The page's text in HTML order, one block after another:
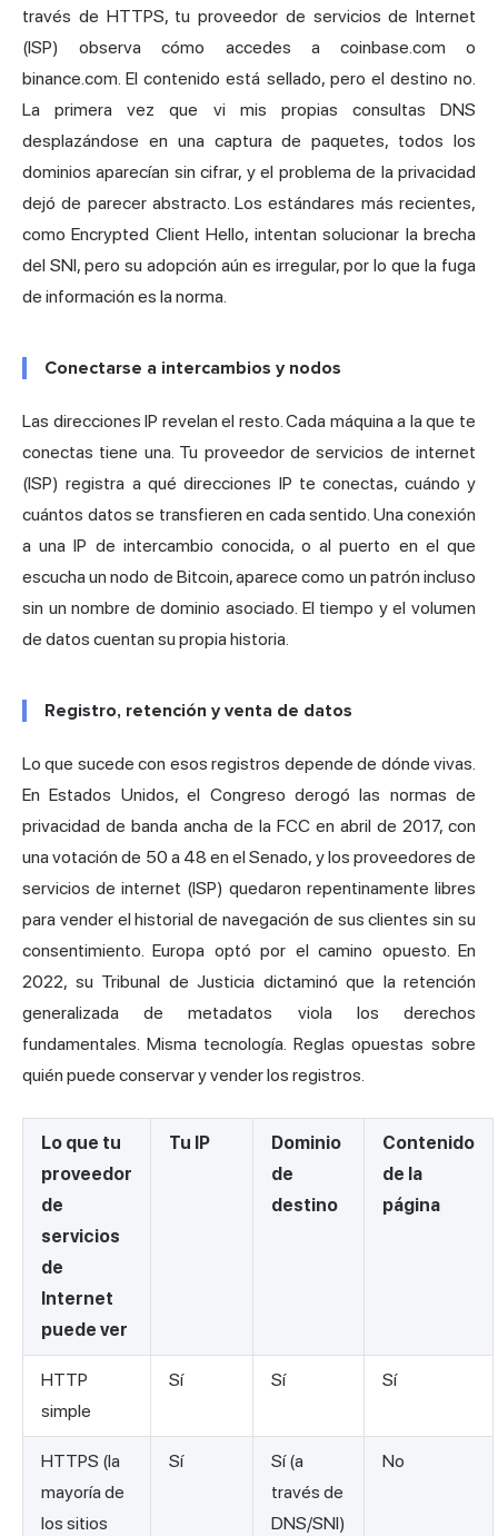
través de HTTPS, tu proveedor de servicios de Internet
(ISP) observa cómo accedes a coinbase.com o
binance.com. El contenido está sellado, pero el destino no.
La primera vez que vi mis propias consultas DNS
desplazándose en una captura de paquetes, todos los
dominios aparecían sin cifrar, y el problema de la privacidad
dejó de parecer abstracto. Los estándares más recientes,
como Encrypted Client Hello, intentan solucionar la brecha
del SNI, pero su adopción aún es irregular, por lo que la fuga
de información es la norma.
Conectarse a intercambios y nodos
Las direcciones IP revelan el resto. Cada máquina a la que te
conectas tiene una. Tu proveedor de servicios de internet
(ISP) registra a qué direcciones IP te conectas, cuándo y
cuántos datos se transfieren en cada sentido. Una conexión
a una IP de intercambio conocida, o al puerto en el que
escucha un nodo de Bitcoin, aparece como un patrón incluso
sin un nombre de dominio asociado. El tiempo y el volumen
de datos cuentan su propia historia.
Registro, retención y venta de datos
Lo que sucede con esos registros depende de dónde vivas.
En Estados Unidos, el Congreso derogó las normas de
privacidad de banda ancha de la FCC en abril de 2017, con
una votación de 50 a 48 en el Senado, y los proveedores de
servicios de internet (ISP) quedaron repentinamente libres
para vender el historial de navegación de sus clientes sin su
consentimiento. Europa optó por el camino opuesto. En
2022, su Tribunal de Justicia dictaminó que la retención
generalizada de metadatos viola los derechos
fundamentales. Misma tecnología. Reglas opuestas sobre
quién puede conservar y vender los registros.
Lo que tu
proveedor
de
servicios
de
Internet
puede ver
Tu IP
Dominio
de
destino
Contenido
de la
página
HTTP
simple
Sí Sí Sí
HTTPS (la
mayoría de
los sitios
Sí
Sí (a
través de
DNS/SNI)
No